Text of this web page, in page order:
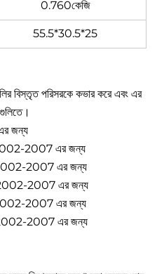
0.760কেজি
55.5*30.5*25
বিস্তৃত পরিসরকে কভার করে এবং এর
জন্য
2002-2007 এর জন্য
2002-2007 এর জন্য
2002-2007 এর জন্য
2002-2007 এর জন্য
2002-2007 এর জন্য